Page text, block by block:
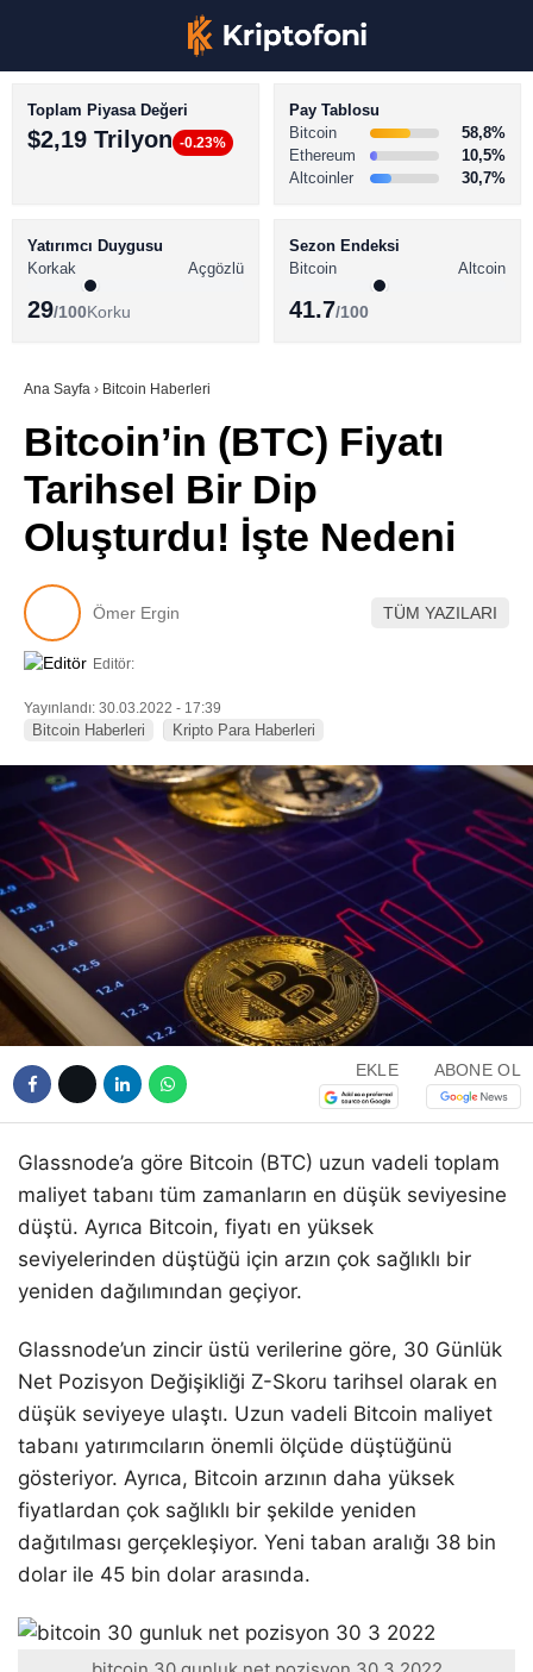
Youtube
BİTCOİN HABERLERİ
ALTCOİN HABERLERİ
SÖZLÜK
Toplam Piyasa Değeri
$2,19 Trilyon -0.23%
Pay Tablosu
Bitcoin
58,8%
Ethereum
10,5%
Altcoinler
30,7%
Yatırımcı Duygusu
Korkak
Açgözlü
29/100Korku
Sezon Endeksi
Bitcoin
Altcoin
41.7/100
Ana Sayfa › Bitcoin Haberleri
Bitcoin’in (BTC) Fiyatı
Tarihsel Bir Dip
Oluşturdu! İşte Nedeni
Ömer Ergin TÜM YAZILARI
Editör:
Yayınlandı: 30.03.2022 - 17:39
Bitcoin Haberleri Kripto Para Haberleri
EKLE ABONE OL
Glassnode’a göre Bitcoin (BTC) uzun vadeli toplam
maliyet tabanı tüm zamanların en düşük seviyesine
düştü. Ayrıca Bitcoin, fiyatı en yüksek
seviyelerinden düştüğü için arzın çok sağlıklı bir
yeniden dağılımından geçiyor.
Glassnode’un zincir üstü verilerine göre, 30 Günlük
Net Pozisyon Değişikliği Z-Skoru tarihsel olarak en
düşük seviyeye ulaştı. Uzun vadeli Bitcoin maliyet
tabanı yatırımcıların önemli ölçüde düştüğünü
gösteriyor. Ayrıca, Bitcoin arzının daha yüksek
fiyatlardan çok sağlıklı bir şekilde yeniden
dağıtılması gerçekleşiyor. Yeni taban aralığı 38 bin
dolar ile 45 bin dolar arasında.